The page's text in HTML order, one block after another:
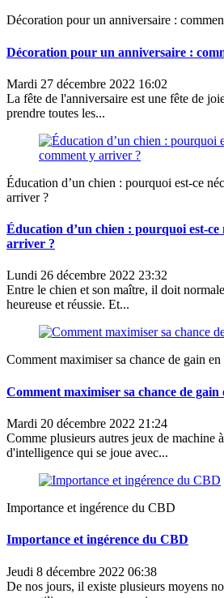
Décoration pour un anniversaire :
Décoration pour un anniversaire :
Mardi 27 décembre 2022 16:02
La fête de l'anniversaire est une fête de
prendre toutes les...
Éducation d’un chien : pourquoi est-ce
arriver ?
Éducation d’un chien : pourquoi est-ce
arriver ?
Lundi 26 décembre 2022 23:32
Entre le chien et son maître, il doit
heureuse et réussie. Et...
Comment maximiser sa chance de gain
Comment maximiser sa chance de gain
Mardi 20 décembre 2022 21:24
Comme plusieurs autres jeux de machine
d'intelligence qui se joue avec...
Importance et ingérence du CBD
Importance et ingérence du CBD
Jeudi 8 décembre 2022 06:38
De nos jours, il existe plusieurs moyens